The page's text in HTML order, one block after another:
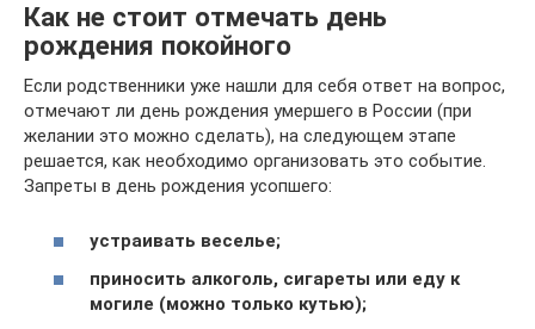
Как не стоит отмечать день
рождения покойного
Если родственники уже нашли для себя ответ на вопрос,
отмечают ли день рождения умершего в России (при
желании это можно сделать), на следующем этапе
решается, как необходимо организовать это событие.
Запреты в день рождения усопшего:
устраивать веселье;
приносить алкоголь, сигареты или еду к
могиле (можно только кутью);